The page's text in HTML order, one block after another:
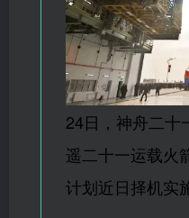
24日，神舟二十
遥二十一运载火
计划近日择机实